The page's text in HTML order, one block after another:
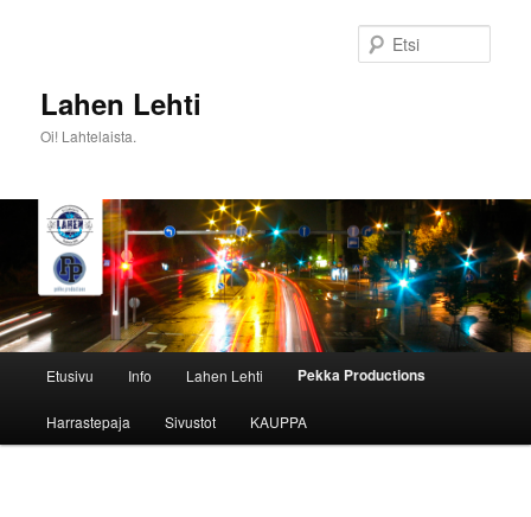
Lahen Lehti
Oi! Lahtelaista.
Etusivu Info Lahen Lehti Pekka Productions
Harrastepaja Sivustot KAUPPA